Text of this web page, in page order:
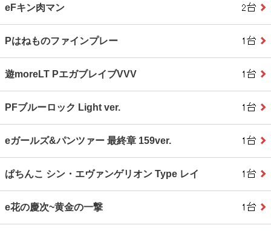
eFキン肉マン
Pはねものファインプレー
遊moreLT PエガブレイブVVV
PFブルーロック Light ver.
eガールズ&パンツァー 最終章 159ver.
ぱちんこ シン・エヴァンゲリオン Type レイ
e花の慶次~黄金の一撃